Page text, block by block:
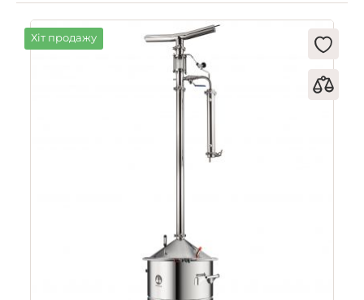
Хіт продажу